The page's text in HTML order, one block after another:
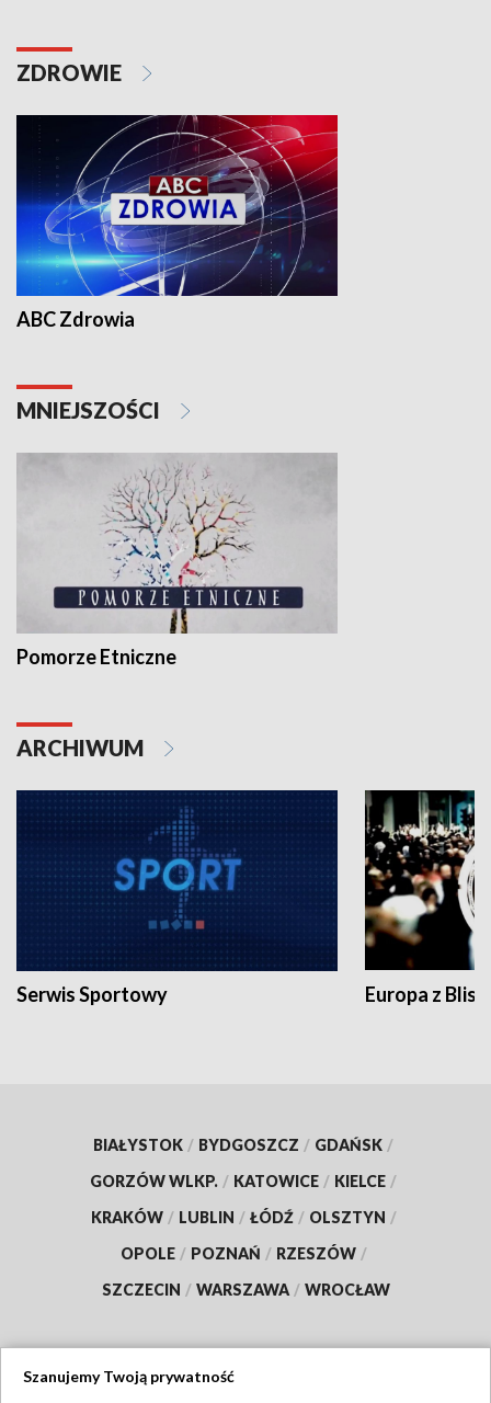
ZDROWIE
ABC Zdrowia
MNIEJSZOŚCI
Pomorze Etniczne
ARCHIWUM
Serwis Sportowy Europa z
BIAŁYSTOK / BYDGOSZCZ / GDAŃSK /
GORZÓW WLKP. / KATOWICE / KIELCE /
KRAKÓW / LUBLIN / ŁÓDŹ / OLSZTYN /
OPOLE / POZNAŃ / RZESZÓW /
SZCZECIN / WARSZAWA / WROCŁAW
Szanujemy Twoją prywatność